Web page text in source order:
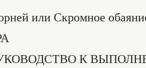
или Скромное
К